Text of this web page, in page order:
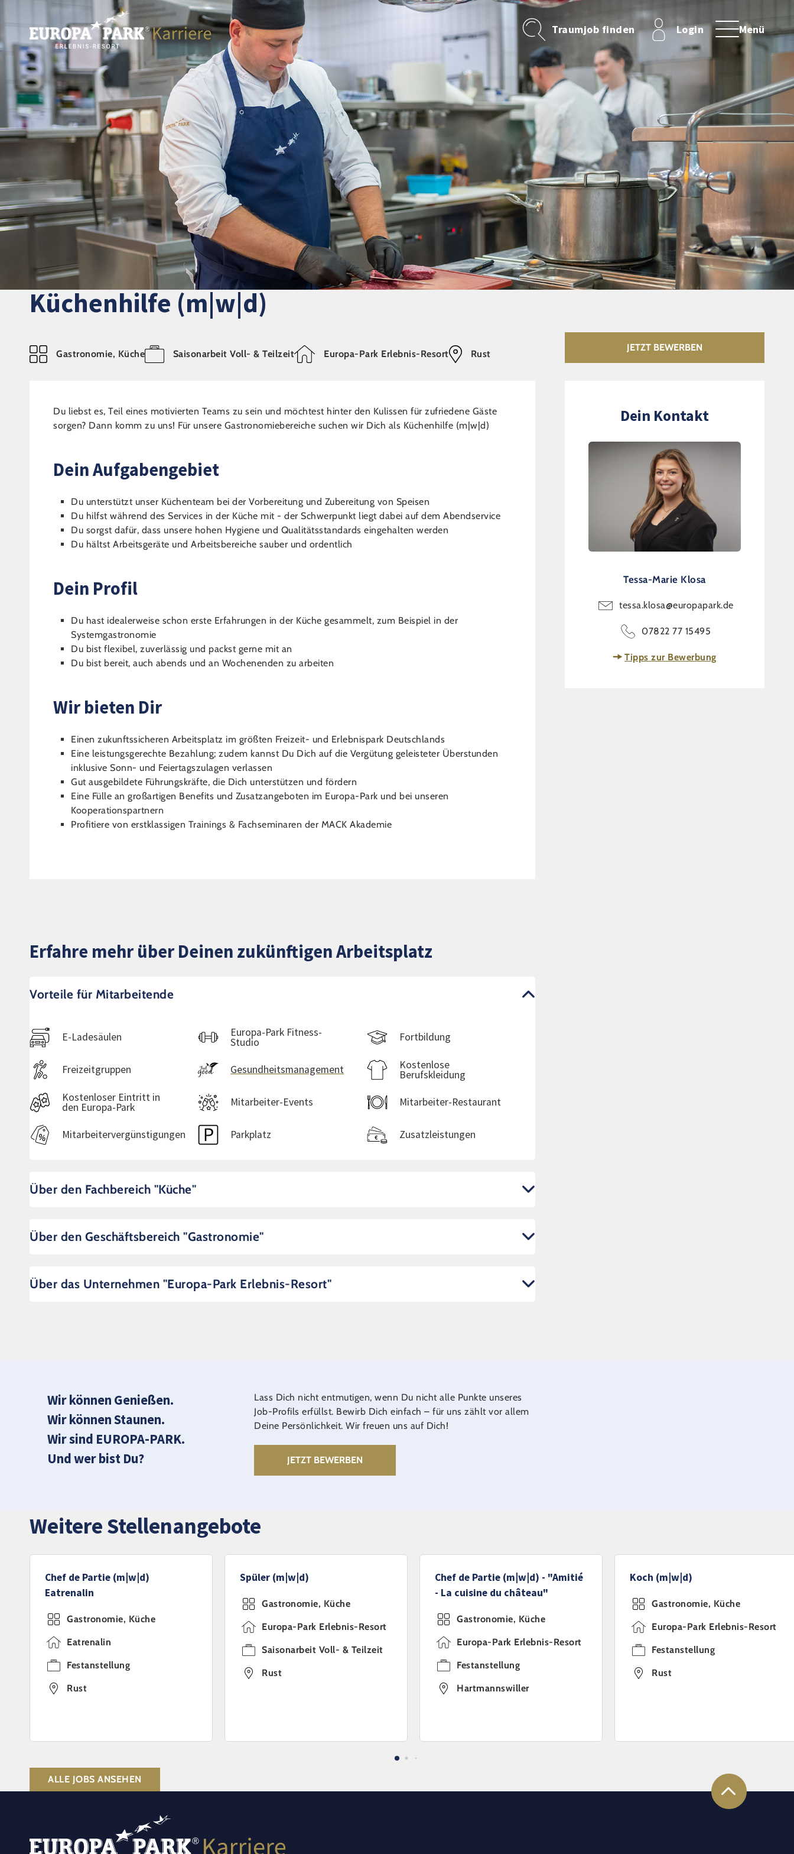
Direkt zum Inhalt Traumjob finden Login Menü
Küchenhilfe (m|w|d)
Gastronomie, Küche Saisonarbeit Voll- & Teilzeit Europa-Park Erlebnis-Resort Rust
JETZT BEWERBEN
Du liebst es, Teil eines motivierten Teams zu sein und möchtest hinter den Kulissen für zufriedene Gäste
sorgen? Dann komm zu uns! Für unsere Gastronomiebereiche suchen wir Dich als Küchenhilfe (m|w|d)
Dein Aufgabengebiet
Du unterstützt unser Küchenteam bei der Vorbereitung und Zubereitung von Speisen
Du hilfst während des Services in der Küche mit - der Schwerpunkt liegt dabei auf dem Abendservice
Du sorgst dafür, dass unsere hohen Hygiene und Qualitätsstandards eingehalten werden
Du hältst Arbeitsgeräte und Arbeitsbereiche sauber und ordentlich
Dein Profil
Du hast idealerweise schon erste Erfahrungen in der Küche gesammelt, zum Beispiel in der
Systemgastronomie
Du bist flexibel, zuverlässig und packst gerne mit an
Du bist bereit, auch abends und an Wochenenden zu arbeiten
Wir bieten Dir
Einen zukunftssicheren Arbeitsplatz im größten Freizeit- und Erlebnispark Deutschlands
Eine leistungsgerechte Bezahlung; zudem kannst Du Dich auf die Vergütung geleisteter Überstunden
inklusive Sonn- und Feiertagszulagen verlassen
Gut ausgebildete Führungskräfte, die Dich unterstützen und fördern
Eine Fülle an großartigen Benefits und Zusatzangeboten im Europa-Park und bei unseren
Kooperationspartnern
Profitiere von erstklassigen Trainings & Fachseminaren der MACK Akademie
Dein Kontakt
Tessa-Marie Klosa
tessa.klosa@europapark.de
07822 77 15495
Tipps zur Bewerbung
Erfahre mehr über Deinen zukünftigen Arbeitsplatz
Vorteile für Mitarbeitende
E-Ladesäulen Europa-Park Fitness-
Studio Fortbildung
Freizeitgruppen Gesundheitsmanagement Kostenlose
Berufskleidung
Kostenloser Eintritt in
den Europa-Park Mitarbeiter-Events Mitarbeiter-Restaurant
Mitarbeitervergünstigungen Parkplatz Zusatzleistungen
Über den Fachbereich "Küche"
Über den Geschäftsbereich "Gastronomie"
Über das Unternehmen "Europa-Park Erlebnis-Resort"
Wir können Genießen.
Wir können Staunen.
Wir sind EUROPA-PARK.
Und wer bist Du?
Lass Dich nicht entmutigen, wenn Du nicht alle Punkte unseres
Job-Profils erfüllst. Bewirb Dich einfach – für uns zählt vor allem
Deine Persönlichkeit. Wir freuen uns auf Dich!
JETZT BEWERBEN
Weitere Stellenangebote
Chef de Partie (m|w|d)
Eatrenalin
Gastronomie, Küche
Eatrenalin
Festanstellung
Rust
Spüler (m|w|d)
Gastronomie, Küche
Europa-Park Erlebnis-Resort
Saisonarbeit Voll- & Teilzeit
Rust
Chef de Partie (m|w|d) - "Amitié
- La cuisine du château"
Gastronomie, Küche
Europa-Park Erlebnis-Resort
Festanstellung
Hartmannswiller
Koch (m|w|d)
Gastronomie, Küche
Europa-Park Erlebnis-Resort
Festanstellung
Rust
ALLE JOBS ANSEHEN